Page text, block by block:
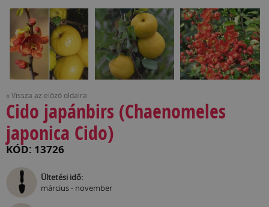
« Vissza az előző oldalra
Cido japánbirs (Chaenomeles
japonica Cido)
KÓD: 13726
Ültetési idő:
március - november